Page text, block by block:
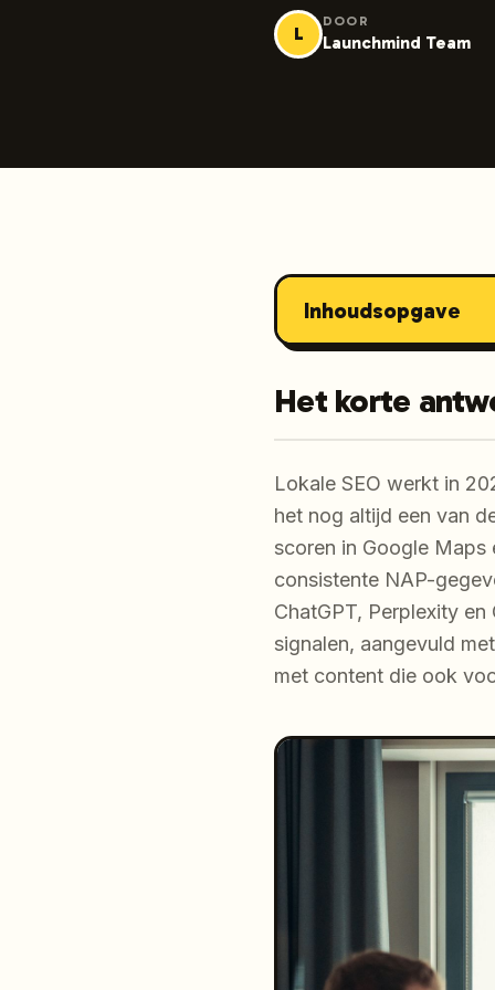
L
DOOR
Launchmind Team
Inhoudsopgave
Het korte
Lokale SEO werkt in
het nog altijd een van
scoren in Google
consistente NAP-
ChatGPT, Perplexity
signalen, aangevuld
met content die ook